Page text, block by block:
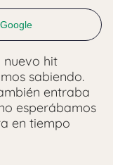
nuevo hit
sabiendo.
entraba
esperábamos
en tiempo